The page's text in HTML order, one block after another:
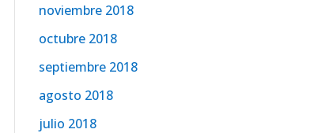
noviembre 2018
octubre 2018
septiembre 2018
agosto 2018
julio 2018